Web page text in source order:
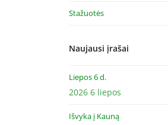
Stažuotės
Naujausi įrašai
Liepos 6 d.
2026 6 liepos
Išvyka į Kauną